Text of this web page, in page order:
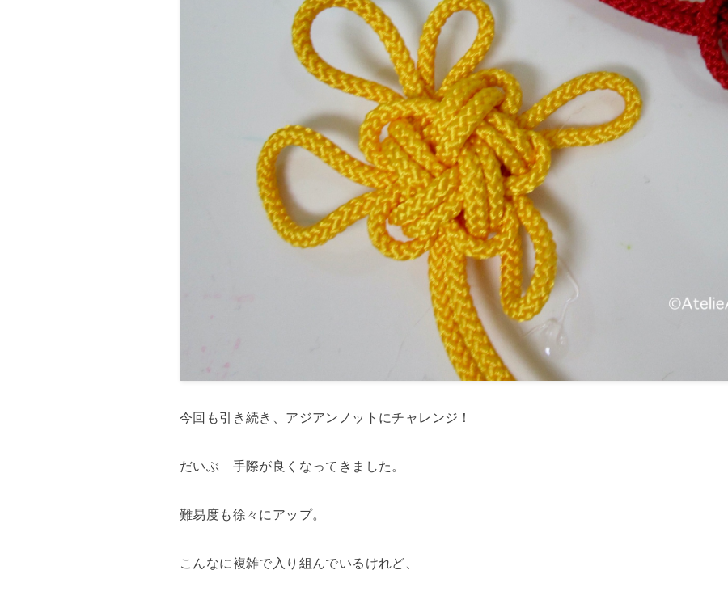
今回も引き続き、アジアンノットにチャレンジ！
だいぶ 手際が良くなってきました。
難易度も徐々にアップ。
こんなに複雑で入り組んでいるけれど、